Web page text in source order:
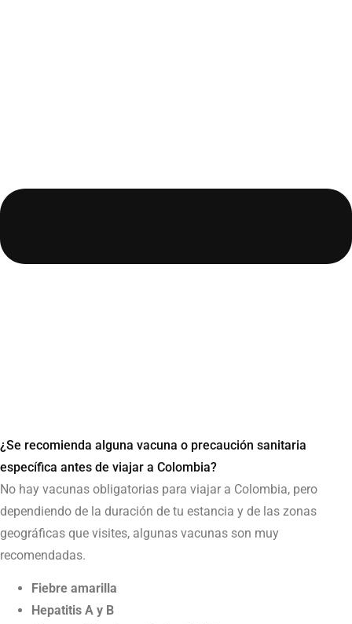
¿Se recomienda alguna vacuna o precaución sanitaria
específica antes de viajar a Colombia?
No hay vacunas obligatorias para viajar a Colombia, pero
dependiendo de la duración de tu estancia y de las zonas
geográficas que visites, algunas vacunas son muy
recomendadas.
Fiebre amarilla
Hepatitis A y B